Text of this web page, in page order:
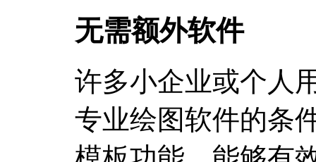
无需额外软件
许多小企业或个人
专业绘图软件的条